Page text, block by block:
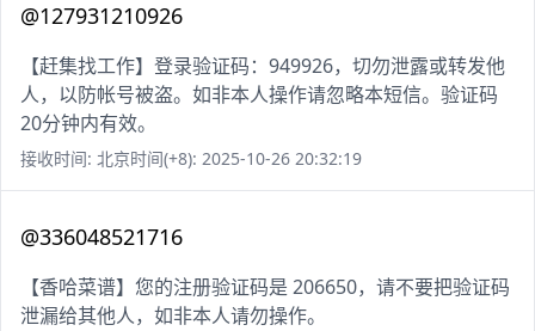
@127931210926
【赶集找工作】登录验证码：949926，切勿泄露或转发他
人，以防帐号被盗。如非本人操作请忽略本短信。验证码
20分钟内有效。
接收时间: 北京时间(+8): 2025-10-26 20:32:19
@336048521716
【香哈菜谱】您的注册验证码是 206650，请不要把验证码
泄漏给其他人，如非本人请勿操作。